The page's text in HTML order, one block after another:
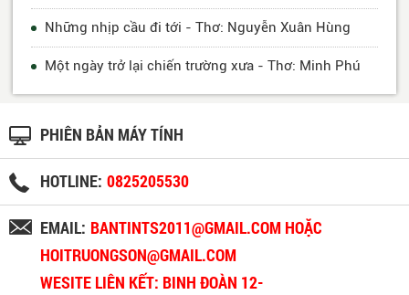
Những nhịp cầu đi tới - Thơ: Nguyễn Xuân Hùng
Một ngày trở lại chiến trường xưa - Thơ: Minh Phú
PHIÊN BẢN MÁY TÍNH
HOTLINE: 0825205530
EMAIL: BANTINTS2011@GMAIL.COM HOẶC
HOITRUONGSON@GMAIL.COM
WESITE LIÊN KẾT: BINH ĐOÀN 12-